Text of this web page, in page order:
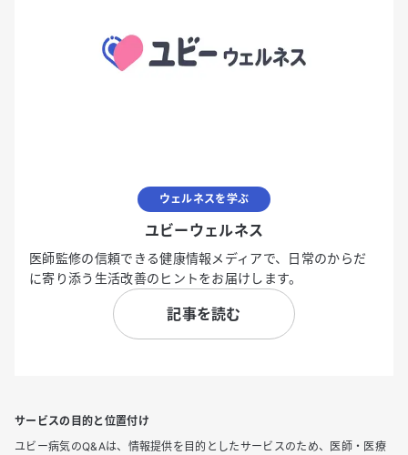
ウェルネスを学ぶ
ユビーウェルネス
医師監修の信頼できる健康情報メディアで、日常のからだ
に寄り添う生活改善のヒントをお届けします。
記事を読む
サービスの目的と位置付け
ユビー病気のQ&Aは、情報提供を目的としたサービスのため、医師・医療